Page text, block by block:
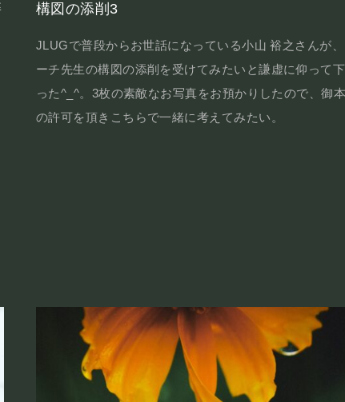
構図の添削3
JLUGで普段からお世話になっている小山 裕之さんが
ーチ先生の構図の添削を受けてみたいと謙虚に仰って下
った^_^。3枚の素敵なお写真をお預かりしたので、御本
の許可を頂きこちらで一緒に考えてみたい。